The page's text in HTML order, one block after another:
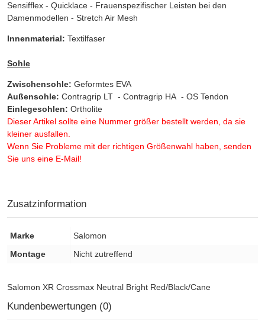
Sensifflex - Quicklace - Frauenspezifischer Leisten bei den
Damenmodellen - Stretch Air Mesh
Innenmaterial: Textilfaser
Sohle
Zwischensohle: Geformtes EVA
Außensohle: Contragrip LT - Contragrip HA - OS Tendon
Einlegesohlen: Ortholite
Dieser Artikel sollte eine Nummer größer bestellt werden, da sie
kleiner ausfallen.
Wenn Sie Probleme mit der richtigen Größenwahl haben, senden
Sie uns eine E-Mail!
Zusatzinformation
Marke
Salomon
Montage
Nicht zutreffend
Salomon XR Crossmax Neutral Bright Red/Black/Cane
Kundenbewertungen (0)